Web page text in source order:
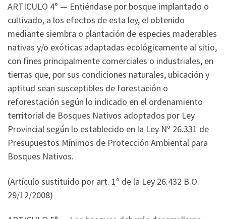
ARTICULO 4° — Entiéndase por bosque implantado o
cultivado, a los efectos de esta ley, el obtenido
mediante siembra o plantación de especies maderables
nativas y/o exóticas adaptadas ecológicamente al sitio,
con fines principalmente comerciales o industriales, en
tierras que, por sus condiciones naturales, ubicación y
aptitud sean susceptibles de forestación o
reforestación según lo indicado en el ordenamiento
territorial de Bosques Nativos adoptados por Ley
Provincial según lo establecido en la Ley Nº 26.331 de
Presupuestos Mínimos de Protección Ambiental para
Bosques Nativos.
(Artículo sustituido por art. 1º de la Ley 26.432 B.O.
29/12/2008)